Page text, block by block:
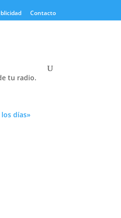
Contacto
tu radio.
días»